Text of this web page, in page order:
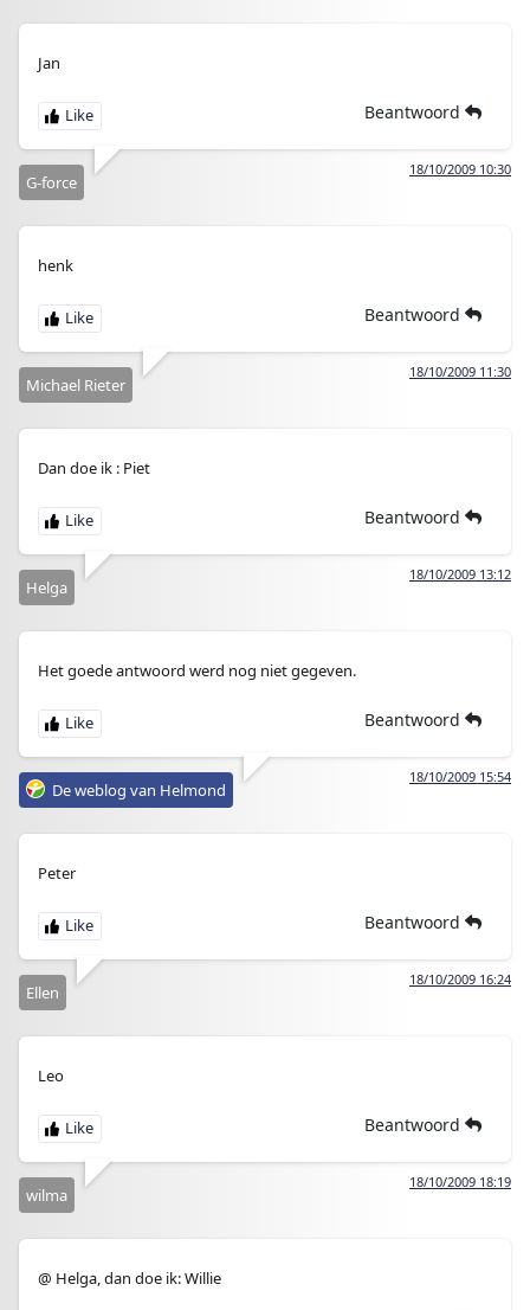
Jan
Beantwoord
18/10/2009 10:30
G-force
henk
Beantwoord
18/10/2009 11:30
Michael Rieter
Dan doe ik : Piet
Beantwoord
18/10/2009 13:12
Helga
Het goede antwoord werd nog niet gegeven.
Beantwoord
18/10/2009 15:54
De weblog van Helmond
Peter
Beantwoord
18/10/2009 16:24
Ellen
Leo
Beantwoord
18/10/2009 18:19
wilma
@ Helga, dan doe ik: Willie